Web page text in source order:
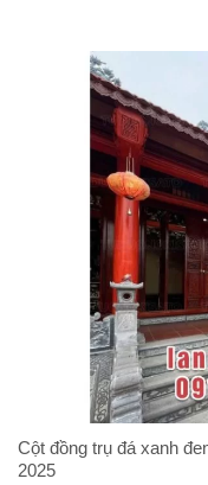
Cột đồng trụ đá xanh
2025